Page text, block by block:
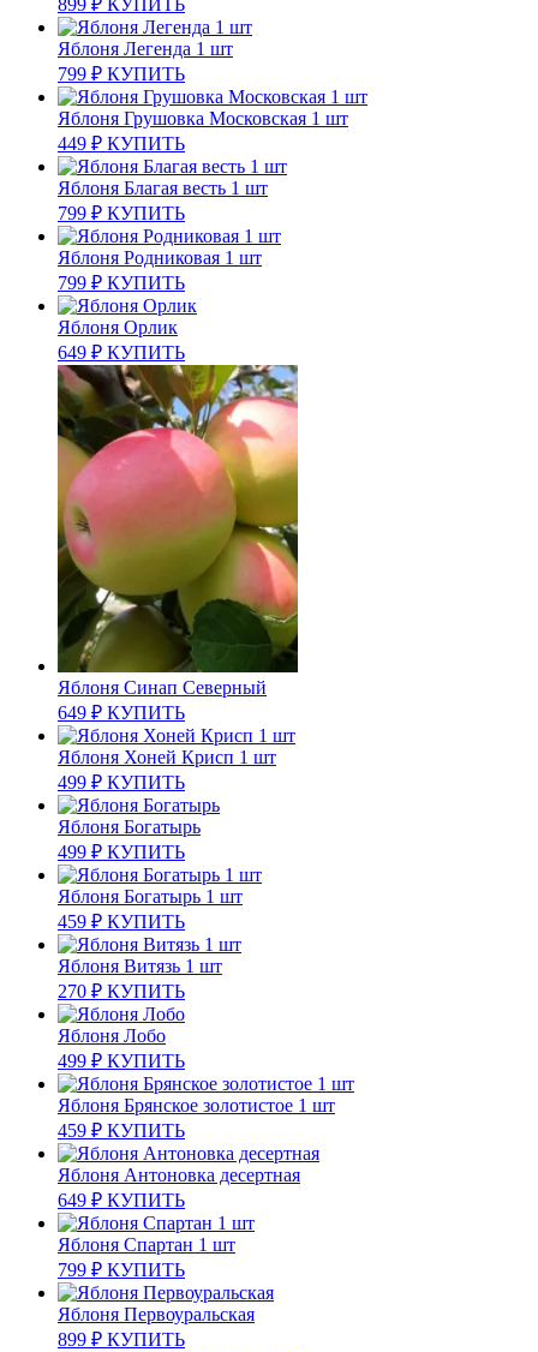
899 ₽ КУПИТЬ
Яблоня Легенда 1 шт
799 ₽ КУПИТЬ
Яблоня Грушовка Московская 1 шт
449 ₽ КУПИТЬ
Яблоня Благая весть 1 шт
799 ₽ КУПИТЬ
Яблоня Родниковая 1 шт
799 ₽ КУПИТЬ
Яблоня Орлик
649 ₽ КУПИТЬ
Яблоня Синап Северный
649 ₽ КУПИТЬ
Яблоня Хоней Крисп 1 шт
499 ₽ КУПИТЬ
Яблоня Богатырь
499 ₽ КУПИТЬ
Яблоня Богатырь 1 шт
459 ₽ КУПИТЬ
Яблоня Витязь 1 шт
270 ₽ КУПИТЬ
Яблоня Лобо
499 ₽ КУПИТЬ
Яблоня Брянское золотистое 1 шт
459 ₽ КУПИТЬ
Яблоня Антоновка десертная
649 ₽ КУПИТЬ
Яблоня Спартан 1 шт
799 ₽ КУПИТЬ
Яблоня Первоуральская
899 ₽ КУПИТЬ